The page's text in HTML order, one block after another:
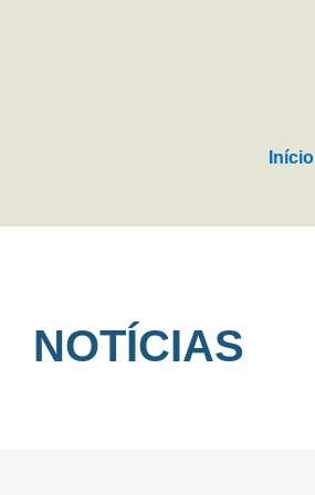
Início
NOTÍCIAS